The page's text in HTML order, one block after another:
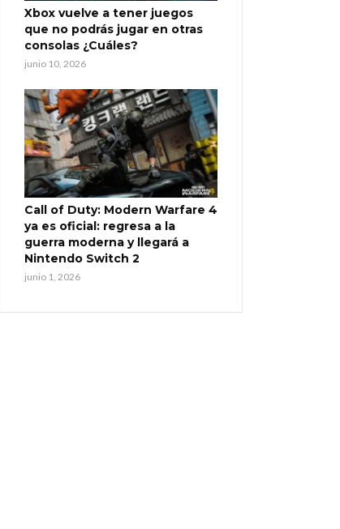
Xbox vuelve a tener juegos
que no podrás jugar en otras
consolas ¿Cuáles?
junio 10, 2026
Call of Duty: Modern Warfare 4
ya es oficial: regresa a la
guerra moderna y llegará a
Nintendo Switch 2
junio 1, 2026